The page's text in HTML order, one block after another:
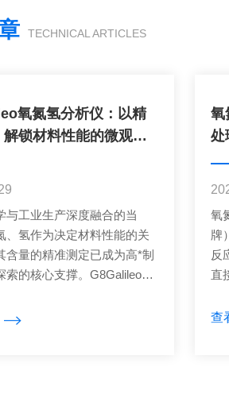
TECHNICAL ARTICLES
氧氮氢分析仪：以精
锁材料性能的微观密
与工业生产深度融合的当
、氢作为决定材料性能的关
含量的精准测定已成为高*制
索的核心支撑。G8Galileo氧
的局限，以精准、高效、多
氧
处
氧
牌
反
直
坩
查